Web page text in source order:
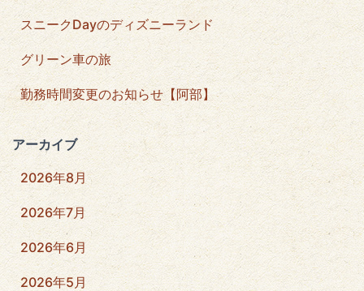
スニークDayのディズニーランド
グリーン車の旅
勤務時間変更のお知らせ【阿部】
アーカイブ
2026年8月
2026年7月
2026年6月
2026年5月